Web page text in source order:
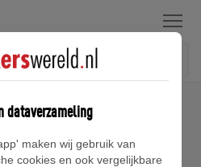
Menu
Sneakers
dataverzameling
maken wij gebruik van
cookies en ook vergelijkbare